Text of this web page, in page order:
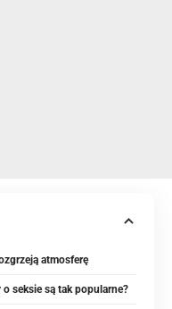
atmosferę
seksie są tak popularne?